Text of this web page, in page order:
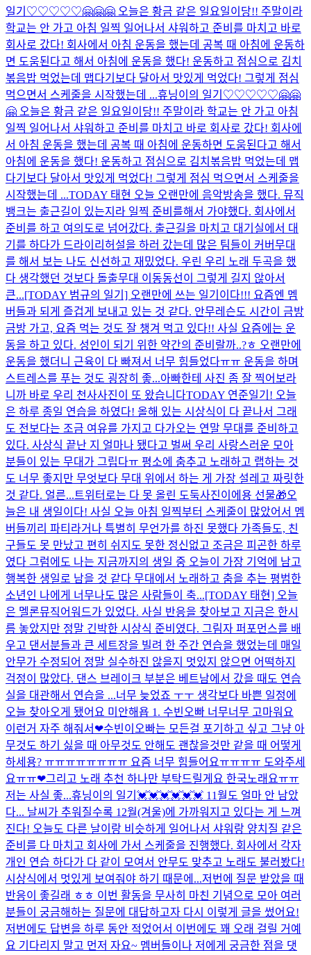
일기♡♡♡♡♡🤗🤗🤗 오늘은 황금 같은 일요일이당!! 주말이라
학교는 안 가고 아침 일찍 일어나서 샤워하고 준비를 마치고 바로
회사로 갔다! 회사에서 아침 운동을 했는데 공복 때 아침에 운동하
면 도움된다고 해서 아침에 운동을 했다! 운동하고 점심으로 김치
볶음밥 먹었는데 맵다기보다 달아서 맛있게 먹었다! 그렇게 점심
먹으면서 스케줄을 시작했는데 ...휴닝이의 일기♡♡♡♡♡🤗🤗
🤗 오늘은 황금 같은 일요일이당!! 주말이라 학교는 안 가고 아침
일찍 일어나서 샤워하고 준비를 마치고 바로 회사로 갔다! 회사에
서 아침 운동을 했는데 공복 때 아침에 운동하면 도움된다고 해서
아침에 운동을 했다! 운동하고 점심으로 김치볶음밥 먹었는데 맵
다기보다 달아서 맛있게 먹었다! 그렇게 점심 먹으면서 스케줄을
시작했는데 ...TODAY 태현 오늘 오랜만에 음악방송을 했다. 뮤직
뱅크는 출근길이 있는지라 일찍 준비를해서 가야했다. 회사에서
준비를 하고 여의도로 넘어갔다. 출근길을 마치고 대기실에서 대
기를 하다가 드라이리허설을 하러 갔는데 많은 팀들이 커버무대
를 해서 보는 나도 신선하고 재밌었다. 우린 우리 노래 두곡을 했
다 생각했던 것보다 돌출무대 이동동선이 그렇게 길지 않아서
큰...[TODAY 범규의 일기] 오랜만에 쓰는 일기이다!!! 요즘엔 멤
버들과 되게 즐겁게 보내고 있는 것 같다. 안무레슨도 시간이 금방
금방 가고, 요즘 먹는 것도 잘 챙겨 먹고 있다!! 사실 요즘에는 운
동을 하고 있다. 성인이 되기 위한 약간의 준비랄까..?ㅎ 오랜만에
운동을 했더니 근육이 다 빠져서 너무 힘들었다ㅠㅠ 운동을 하며
스트레스를 푸는 것도 굉장히 좋...아빠한테 사진 좀 잘 찍어보라
니까 바로 우리 천사사진이 또 왔습니다TODAY 연준일기! 오늘
은 하루 종일 연습을 하였다! 올해 있는 시상식이 다 끝나서 그래
도 전보다는 조금 여유를 가지고 다가오는 연말 무대를 준비하고
있다. 사상식 끝난 지 얼마나 됐다고 벌써 우리 사랑스러운 모아
분들이 있는 무대가 그립다ㅠ 평소에 춤추고 노래하고 랩하는 것
도 너무 좋지만 무엇보다 무대 위에서 하는 게 가장 설레고 짜릿한
것 같다. 얼른...트위터로는 다 못 올린 도둑사진이에용 선물🎁오
늘은 내 생일이다! 사실 오늘 아침 일찍부터 스케줄이 많았어서 멤
버들끼리 파티라거나 특별히 무언가를 하진 못했다 가족들도, 친
구들도 못 만났고 편히 쉬지도 못한 정신없고 조금은 피곤한 하루
였다 그럼에도 나는 지금까지의 생일 중 오늘이 가장 기억에 남고
행복한 생일로 남을 것 같다 무대에서 노래하고 춤을 추는 평범한
소년인 나에게 너무나도 많은 사람들이 축...[TODAY 태현] 오늘
은 멜론뮤직어워드가 있었다. 사실 반응을 찾아보고 지금은 한시
름 놓았지만 정말 긴박한 시상식 준비였다. 그림자 퍼포먼스를 배
우고 댄서분들과 큰 세트장을 빌려 한 주간 연습을 했었는데 매일
안무가 수정되어 정말 실수하진 않을지 멋있지 않으면 어떡하지
걱정이 많았다. 댄스 브레이크 부분은 베트남에서 갔을 때도 연습
실을 대관해서 연습을 ...너무 늦었죠 ㅜㅜ 생각보다 바쁜 일정에
오늘 찾아오게 됐어요 미안해욥 1. 수빈오빠 너무너무 고마워요
이런거 자주 해줘서❤수빈이오빠는 모든걸 포기하고 싶고 그냥 아
무것도 하기 싫을 때 아무것도 안해도 괜찮을것만 같을 때 어떻게
하세용? ㅠㅠㅠㅠㅠㅠㅠㅠ 요즘 너무 힘들어요ㅠㅠㅠㅠ 도와주세
요ㅠㅠ❤그리고 노래 추천 하나만 부탁드릴게요 한국노래요ㅠㅠ
저는 사실 좋...휴닝이의 일기💓💓💓💓💓💓 11월도 얼마 안 남았
다... 날씨가 추워질수록 12월(겨울)에 가까워지고 있다는 게 느껴
진다! 오늘도 다른 날이랑 비슷하게 일어나서 샤워랑 양치질 같은
준비를 다 마치고 회사에 가서 스케줄을 진행했다. 회사에서 각자
개인 연습 하다가 다 같이 모여서 안무도 맞추고 노래도 불러봤다!
시상식에서 멋있게 보여줘야 하기 때문에...저번에 질문 받았을 때
반응이 좋길래 ㅎㅎ 이번 활동을 무사히 마친 기념으로 모아 여러
분들이 궁금해하는 질문에 대답하고자 다시 이렇게 글을 썼어요!
저번에도 답변을 하루 동안 적었어서 이번에도 꽤 오래 걸릴 거예
요 기다리지 말고 먼저 자요~ 멤버들이나 저에게 궁금한 점을 댓